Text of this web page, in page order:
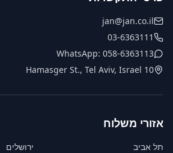
jan@jan.co.il
03-6363111
WhatsApp: 058-6363113
10 Hamasger St., Tel Aviv, Israel
אזורי משלוח
תל אביב
ירושלים